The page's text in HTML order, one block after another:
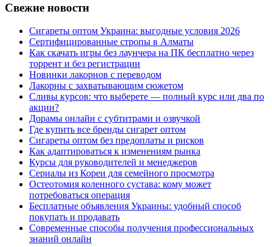
Свежие новости
Сигареты оптом Украина: выгодные условия 2026
Сертифицированные стропы в Алматы
Как скачать игры без лаунчера на ПК бесплатно через
торрент и без регистрации
Новинки лакорнов с переводом
Лакорны с захватывающим сюжетом
Сливы курсов: что выберете — полный курс или два по
акции?
Дорамы онлайн с субтитрами и озвучкой
Где купить все бренды сигарет оптом
Сигареты оптом без предоплаты и рисков
Как адаптироваться к изменениям рынка
Курсы для руководителей и менеджеров
Сериалы из Кореи для семейного просмотра
Остеотомия коленного сустава: кому может
потребоваться операция
Бесплатные объявления Украины: удобный способ
покупать и продавать
Современные способы получения профессиональных
знаний онлайн